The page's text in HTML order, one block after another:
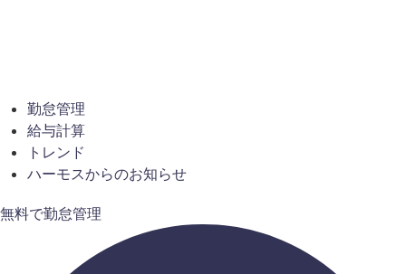
勤怠管理
給与計算
トレンド
ハーモスからのお知らせ
無料で勤怠管理